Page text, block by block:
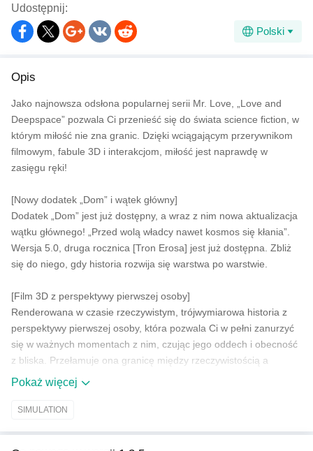
Udostępnij:
Polski
Opis
Jako najnowsza odsłona popularnej serii Mr. Love, „Love and
Deepspace” pozwala Ci przenieść się do świata science fiction, w
którym miłość nie zna granic. Dzięki wciągającym przerywnikom
filmowym, fabule 3D i interakcjom, miłość jest naprawdę w
zasięgu ręki!
[Nowy dodatek „Dom” i wątek główny]
Dodatek „Dom” jest już dostępny, a wraz z nim nowa aktualizacja
wątku głównego! „Przed wolą władcy nawet kosmos się kłania”.
Wersja 5.0, druga rocznica [Tron Erosa] jest już dostępna. Zbliż
się do niego, gdy historia rozwija się warstwa po warstwie.
[Film 3D z perspektywy pierwszej osoby]
Renderowana w czasie rzeczywistym, trójwymiarowa historia z
perspektywy pierwszej osoby, która pozwala Ci w pełni zanurzyć
się w ważnych momentach z nim, czując jego oddech i obecność
z bliska. Przełamuje ona granicę między rzeczywistością a
światem wirtualnym, zapewniając wyjątkowe, realistyczne i
immersyjne wrażenia.
Pokaż więcej
SIMULATION